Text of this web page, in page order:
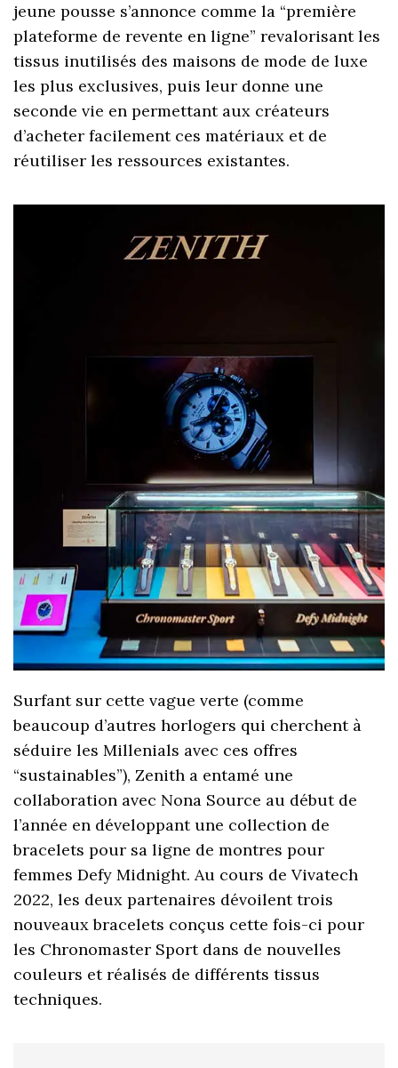
jeune pousse s’annonce comme la “première
plateforme de revente en ligne” revalorisant les
tissus inutilisés des maisons de mode de luxe
les plus exclusives, puis leur donne une
seconde vie en permettant aux créateurs
d’acheter facilement ces matériaux et de
réutiliser les ressources existantes.
Surfant sur cette vague verte (comme
beaucoup d’autres horlogers qui cherchent à
séduire les Millenials avec ces offres
“sustainables”), Zenith a entamé une
collaboration avec Nona Source au début de
l’année en développant une collection de
bracelets pour sa ligne de montres pour
femmes Defy Midnight. Au cours de Vivatech
2022, les deux partenaires dévoilent trois
nouveaux bracelets conçus cette fois-ci pour
les Chronomaster Sport dans de nouvelles
couleurs et réalisés de différents tissus
techniques.